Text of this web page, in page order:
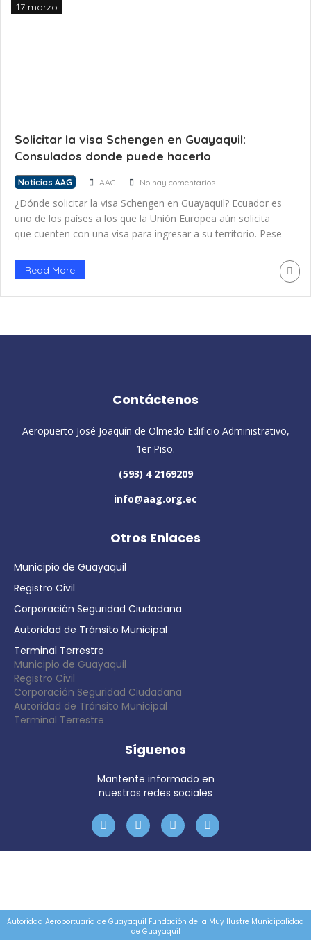
Solicitar la visa Schengen en Guayaquil:
Consulados donde puede hacerlo
17 marzo
Noticias AAG AAG No hay comentarios
¿Dónde solicitar la visa Schengen en Guayaquil? Ecuador es
uno de los países a los que la Unión Europea aún solicita
que cuenten con una visa para ingresar a su territorio. Pese
de este requerimiento, aún no se ha concretado. Los
ciudadanos ecuatorianos […]
Read More
Contáctenos
Aeropuerto José Joaquín de Olmedo Edificio Administrativo,
1er Piso.
(593) 4 2169209
info@aag.org.ec
Otros Enlaces
Municipio de Guayaquil
Registro Civil
Corporación Seguridad Ciudadana
Autoridad de Tránsito Municipal
Terminal Terrestre
Municipio de Guayaquil
Registro Civil
Corporación Seguridad Ciudadana
Autoridad de Tránsito Municipal
Terminal Terrestre
Síguenos
Mantente informado en
nuestras redes sociales
Autoridad Aeroportuaria de Guayaquil Fundación de la Muy Ilustre Municipalidad
de Guayaquil